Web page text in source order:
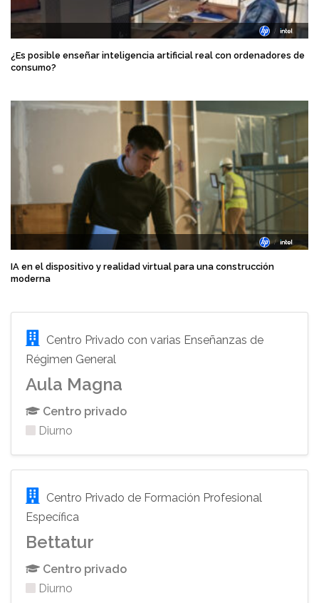
¿Es posible enseñar inteligencia artificial real con ordenadores de
consumo?
IA en el dispositivo y realidad virtual para una construcción
moderna
Centro Privado con varias Enseñanzas de
Régimen General
Aula Magna
Centro privado
Diurno
Centro Privado de Formación Profesional
Específica
Bettatur
Centro privado
Diurno